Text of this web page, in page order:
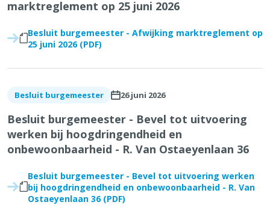
marktreglement op 25 juni 2026
Besluit burgemeester - Afwijking marktreglement op
25 juni 2026 (PDF)
Besluit burgemeester 26 juni 2026
Besluit burgemeester - Bevel tot uitvoering
werken bij hoogdringendheid en
onbewoonbaarheid - R. Van Ostaeyenlaan 36
Besluit burgemeester - Bevel tot uitvoering werken
bij hoogdringendheid en onbewoonbaarheid - R. Van
Ostaeyenlaan 36 (PDF)